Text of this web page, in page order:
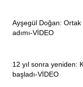
Ayşegül Doğan:
adımı-VİDEO
12 yıl sonra yeniden:
başladı-VİDEO